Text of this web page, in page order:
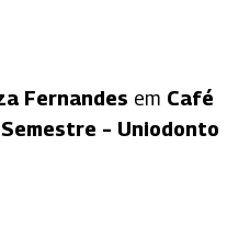
Fernandes em Café
– Uniodonto